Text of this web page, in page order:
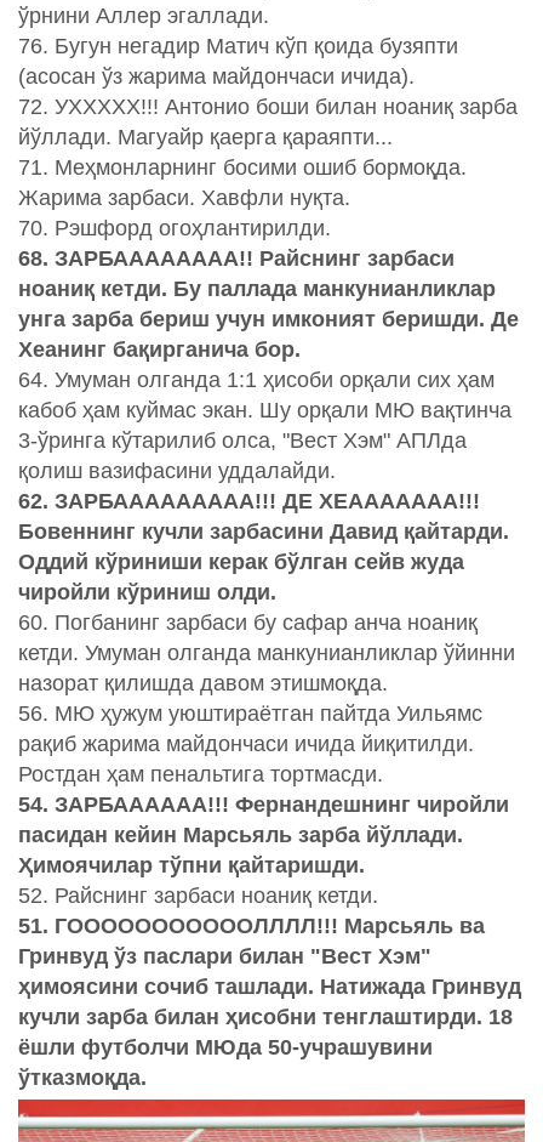
ўрнини Аллер эгаллади.
76. Бугун негадир Матич кўп қоида бузяпти
(асосан ўз жарима майдончаси ичида).
72. УХХХХХ!!! Антонио боши билан ноаниқ зарба
йўллади. Магуайр қаерга қараяпти...
71. Меҳмонларнинг босими ошиб бормоқда.
Жарима зарбаси. Хавфли нуқта.
70. Рэшфорд огоҳлантирилди.
68. ЗАРБАААААААА!! Райснинг зарбаси
ноаниқ кетди. Бу паллада манкунианликлар
унга зарба бериш учун имконият беришди. Де
Хеанинг бақирганича бор.
64. Умуман олганда 1:1 ҳисоби орқали сих ҳам
кабоб ҳам куймас экан. Шу орқали МЮ вақтинча
3-ўринга кўтарилиб олса, "Вест Хэм" АПЛда
қолиш вазифасини уддалайди.
62. ЗАРБААААААААА!!! ДЕ ХЕААААААА!!!
Бовеннинг кучли зарбасини Давид қайтарди.
Оддий кўриниши керак бўлган сейв жуда
чиройли кўриниш олди.
60. Погбанинг зарбаси бу сафар анча ноаниқ
кетди. Умуман олганда манкунианликлар ўйинни
назорат қилишда давом этишмоқда.
56. МЮ ҳужум уюштираётган пайтда Уильямс
рақиб жарима майдончаси ичида йиқитилди.
Ростдан ҳам пенальтига тортмасди.
54. ЗАРБАААААА!!! Фернандешнинг чиройли
пасидан кейин Марсьяль зарба йўллади.
Ҳимоячилар тўпни қайтаришди.
52. Райснинг зарбаси ноаниқ кетди.
51. ГОООООООООООЛЛЛЛ!!! Марсьяль ва
Гринвуд ўз паслари билан "Вест Хэм"
ҳимоясини сочиб ташлади. Натижада Гринвуд
кучли зарба билан ҳисобни тенглаштирди. 18
ёшли футболчи МЮда 50-учрашувини
ўтказмоқда.